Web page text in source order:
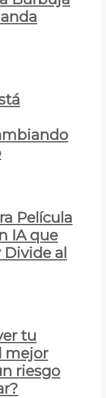
Película
IA que
al
tu
mejor
riesgo